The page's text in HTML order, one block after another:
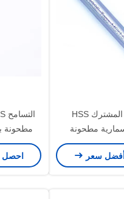
محرك الحفر المشترك HSS
مطحونة
المستدامة
الدقيقة
سعر
مطحونة
النهاية